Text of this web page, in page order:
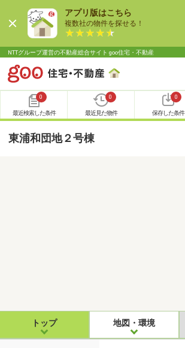
アプリ版はこちら
複数社の物件を探せる！
NTTグループ運営の不動産総合サイト goo住宅・不動産
0
最近検索した条件
0
最近見た物件
0
保存した条件
東浦和団地２号棟
トップ 地図・環境